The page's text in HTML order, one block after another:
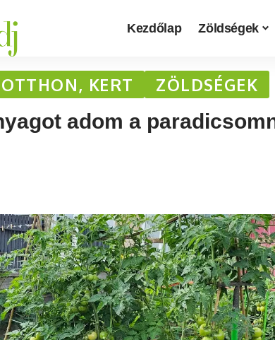
Kezdőlap Zöldségek
OTTHON, KERT ZÖLDSÉGEK
adom a